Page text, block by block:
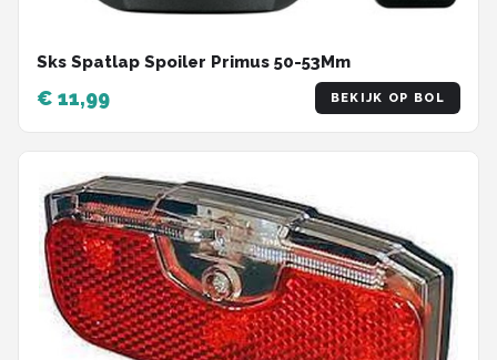
Sks Spatlap Spoiler Primus 50-53Mm
€ 11,99 BEKIJK OP BOL